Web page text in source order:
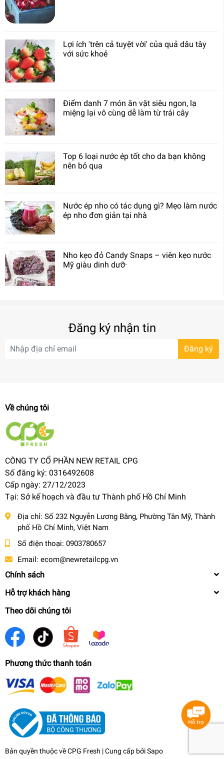
Lợi ích 'trên cả tuyệt vời' của quả dâu tây
với sức khoẻ
Điểm danh 7 món ăn vặt siêu ngon, lạ
miệng lại vô cùng dễ làm từ trái cây
Top 6 loại nước ép tốt cho da bạn không
nên bỏ qua
Nước ép nho có tác dụng gì? Mẹo làm nước
ép nho đơn giản tại nhà
Nho kẹo đỏ Candy Snaps – viên kẹo nước
Mỹ giàu dinh dưỡ·
Đăng ký nhận tin
Đăng ký
Về chúng tôi
CÔNG TY CỔ PHẦN NEW RETAIL CPG
Số đăng ký: 0316492608
Cấp ngày: 27/12/2023
Tại: Sở kế hoạch và đầu tư Thành phố Hồ Chí Minh
Địa chỉ: Số 232 Nguyễn Lương Bằng, Phường Tân Mỹ, Thành
phố Hồ Chí Minh, Việt Nam
Số điện thoại: 0903780657
Email: ecom@newretailcpg.vn
Chính sách
Hỗ trợ khách hàng
Theo dõi chúng tôi
Phương thức thanh toán
Bản quyền thuộc về CPG Fresh | Cung cấp bởiSapo